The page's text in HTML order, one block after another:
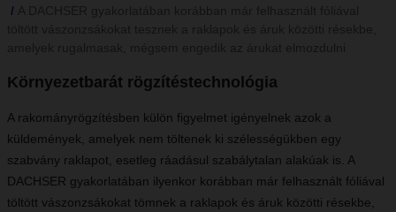
Környezetbarát rögzítéstechnológia
A rakományrögzítésben külön figyelmet igényelnek azok a
küldemények, amelyek nem töltenek ki szélességükben egy
szabvány raklapot, esetleg ráadásul szabálytalan alakúak is. A
DACHSER gyakorlatában ilyenkor korábban már felhasznált fóliával
töltött vászonzsákokat tömnek a raklapok és áruk közötti résekbe,